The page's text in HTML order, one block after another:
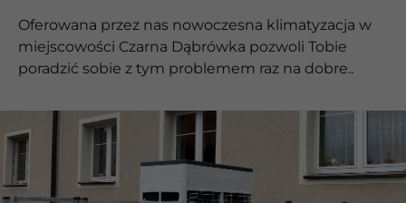
Oferowana przez nas nowoczesna klimatyzacja w
miejscowości Czarna Dąbrówka pozwoli Tobie
poradzić sobie z tym problemem raz na dobre..